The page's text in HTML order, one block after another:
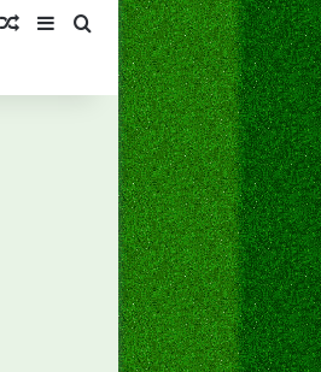
¡Muéstrame un artículo
Barra lateral
Buscar...